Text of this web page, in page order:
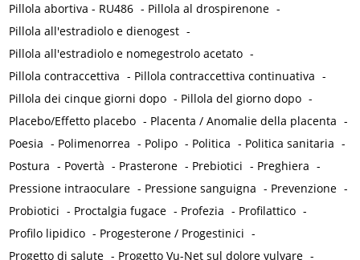
Pillola abortiva - RU486 - Pillola al drospirenone -
Pillola all'estradiolo e dienogest -
Pillola all'estradiolo e nomegestrolo acetato -
Pillola contraccettiva - Pillola contraccettiva continuativa -
Pillola dei cinque giorni dopo - Pillola del giorno dopo -
Placebo/Effetto placebo - Placenta / Anomalie della placenta -
Poesia - Polimenorrea - Polipo - Politica - Politica sanitaria -
Postura - Povertà - Prasterone - Prebiotici - Preghiera -
Pressione intraoculare - Pressione sanguigna - Prevenzione -
Probiotici - Proctalgia fugace - Profezia - Profilattico -
Profilo lipidico - Progesterone / Progestinici -
Progetto di salute - Progetto Vu-Net sul dolore vulvare -